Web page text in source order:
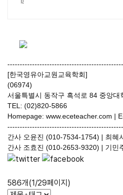
[한국영유아교원교육학회]
(06974)
서울특별시 동작구 흑석로 84 중앙
TEL: (02)820-5866
Homepage: www.eceteacher.com |
간사 오윤진 (010-7534-1754) | 최혜
간사 조효진 (010-2653-9320) | 기민
586개(1/29페이지)